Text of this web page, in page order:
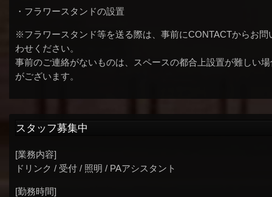
・フラワースタンドの設置
※フラワースタンド等を送る際は、事前にCONTACTからお問
わせください。
事前のご連絡がないものは、スペースの都合上設置が難しい場
がございます。
スタッフ募集中
[業務内容]
ドリンク / 受付 / 照明 / PAアシスタント
[勤務時間]